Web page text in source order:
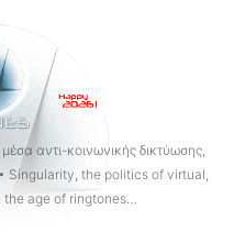
αντι-κοινωνικής δικτύωσης,
Singularity, the politics of virtual,
the age of ringtones…